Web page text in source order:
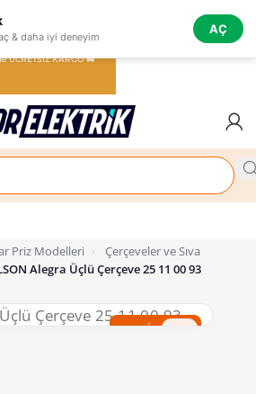
& daha iyi deneyim
AÇ
Priz Modelleri ›
Çerçeveler ve Sıva
Alegra Üçlü Çerçeve 25 11 00 93
%60 İndirim
ÜCRETSİZ KARGO 🚚